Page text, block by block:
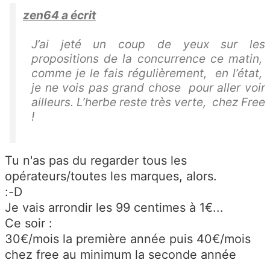
zen64 a écrit
J’ai jeté un coup de yeux sur les
propositions de la concurrence ce matin,
comme je le fais régulièrement, en l’état,
je ne vois pas grand chose pour aller voir
ailleurs. L’herbe reste très verte, chez Free
!
Tu n'as pas du regarder tous les
opérateurs/toutes les marques, alors.
:-D
Je vais arrondir les 99 centimes à 1€...
Ce soir :
30€/mois la première année puis 40€/mois
chez free au minimum la seconde année